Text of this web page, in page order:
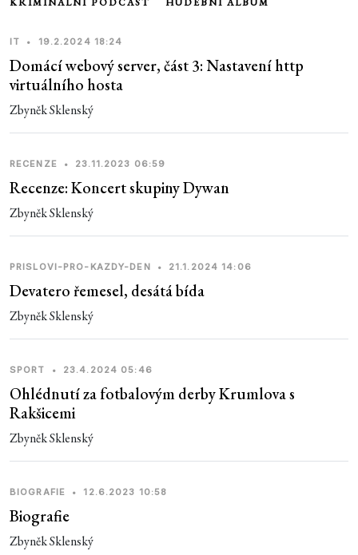
IT • 19.2.2024 18:24
Domácí webový server, část 3: Nastavení http
virtuálního hosta
Zbyněk Sklenský
RECENZE • 23.11.2023 06:59
Recenze: Koncert skupiny Dywan
Zbyněk Sklenský
PRISLOVI-PRO-KAZDY-DEN • 21.1.2024 14:06
Devatero řemesel, desátá bída
Zbyněk Sklenský
SPORT • 23.4.2024 05:46
Ohlédnutí za fotbalovým derby Krumlova s
Rakšicemi
Zbyněk Sklenský
BIOGRAFIE • 12.6.2023 10:58
Biografie
Zbyněk Sklenský